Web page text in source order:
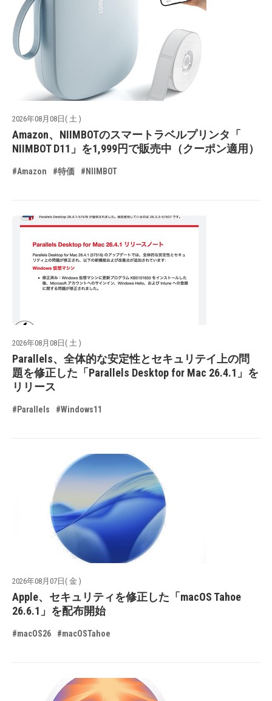
2026年08月08日( 土 )
Amazon、NIIMBOTのスマートラベルプリンタ「
NIIMBOT D11」を1,999円で販売中（クーポン適用）
#Amazon #特価 #NIIMBOT
2026年08月08日( 土 )
Parallels、全体的な安定性とセキュリテイ上の問
題を修正した「Parallels Desktop for Mac 26.4.1」を
リリース
#Parallels #Windows11
2026年08月07日( 金 )
Apple、セキュリティを修正した「macOS Tahoe
26.6.1」を配布開始
#macOS26 #macOSTahoe